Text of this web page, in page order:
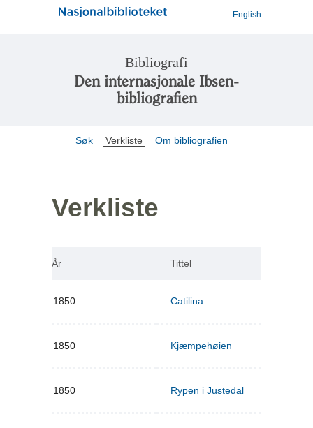
English
Bibliografi
Den internasjonale Ibsen-
bibliografien
Søk Verkliste Om bibliografien
Verkliste
År Tittel
1850 Catilina
1850 Kjæmpehøien
1850 Rypen i Justedal